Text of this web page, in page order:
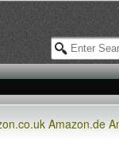
Amazon.de